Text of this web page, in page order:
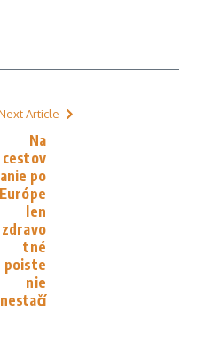
Next Article
Na
cestov
anie po
Európe
len
zdravo
tné
poiste
nie
nestačí